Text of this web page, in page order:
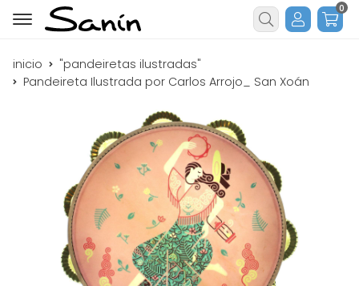
Buscar
0
inicio
"pandeiretas ilustradas"
Pandeireta Ilustrada por Carlos Arrojo_ San Xoán